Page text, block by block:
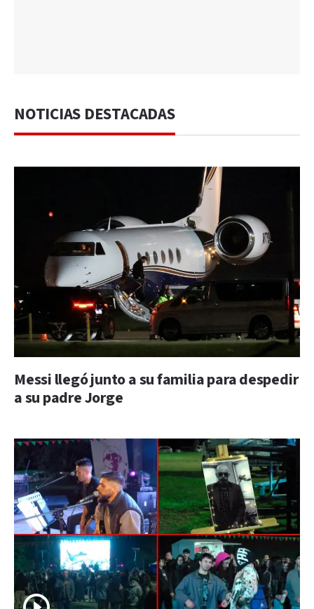
NOTICIAS DESTACADAS
Messi llegó junto a su familia para despedir
a su padre Jorge